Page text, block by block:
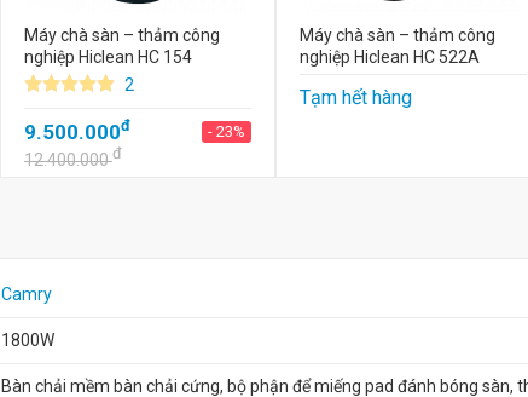
Máy chà sàn – thảm công
nghiệp Hiclean HC 154
2
9.500.000đ - 23%
12.400.000đ
Máy chà sàn – thảm công
nghiệp Hiclean HC 522A
Tạm hết hàng
Camry
1800W
Bàn chải mềm bàn chải cứng, bộ phận để miếng pad đánh bóng sàn,